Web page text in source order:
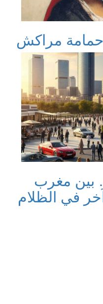
مراكش
بين مغرب
في الظلام